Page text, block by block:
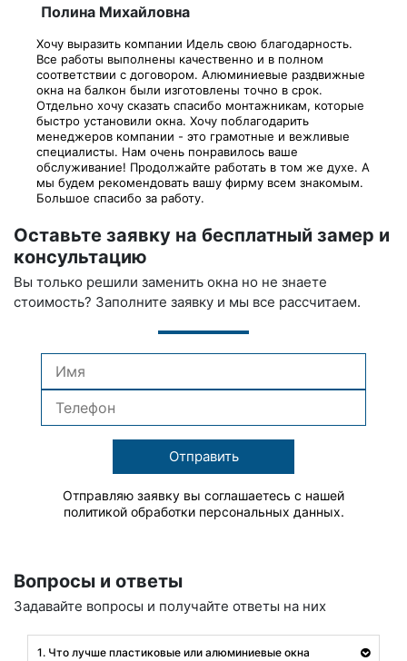
Полина Михайловна
Хочу выразить компании Идель свою благодарность.
Все работы выполнены качественно и в полном
соответствии с договором. Алюминиевые раздвижные
окна на балкон были изготовлены точно в срок.
Отдельно хочу сказать спасибо монтажникам, которые
быстро установили окна. Хочу поблагодарить
менеджеров компании - это грамотные и вежливые
специалисты. Нам очень понравилось ваше
обслуживание! Продолжайте работать в том же духе. А
мы будем рекомендовать вашу фирму всем знакомым.
Большое спасибо за работу.
Оставьте заявку на бесплатный замер и
консультацию
Вы только решили заменить окна но не знаете
стоимость? Заполните заявку и мы все рассчитаем.
Отправить
Отправляю заявку вы соглашаетесь с нашей
политикой обработки персональных данных.
Вопросы и ответы
Задавайте вопросы и получайте ответы на них
1. Что лучше пластиковые или алюминиевые окна